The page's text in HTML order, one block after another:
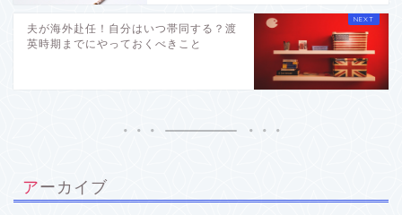
夫が海外赴任！自分はいつ帯同する？渡
英時期までにやっておくべきこと
アーカイブ